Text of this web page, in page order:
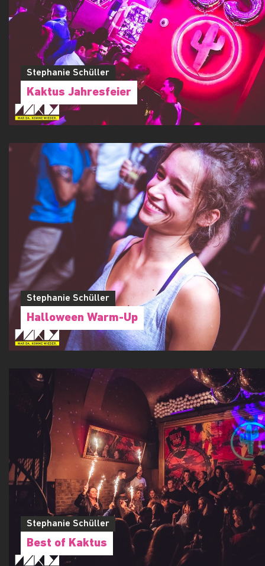
Stephanie Schüller
Kaktus Jahresfeier
Stephanie Schüller
Halloween Warm-Up
Stephanie Schüller
Best of Kaktus